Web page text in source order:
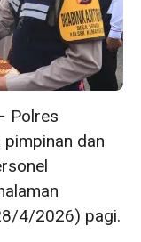
Polres
dan
4/2026) pagi.